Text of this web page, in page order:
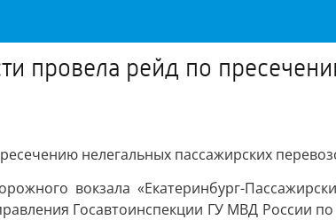
провела рейд по
нелегальных пассажирских
вокзала «Екатеринбург-
Госавтоинспекции ГУ МВД России